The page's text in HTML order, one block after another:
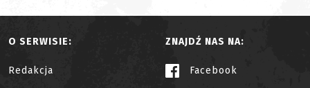
O SERWISIE:
Redakcja
ZNAJDŹ NAS NA:
Facebook